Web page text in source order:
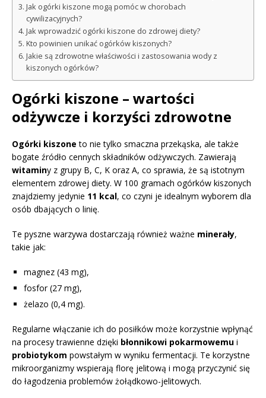
Jak ogórki kiszone mogą pomóc w chorobach
cywilizacyjnych?
Jak wprowadzić ogórki kiszone do zdrowej diety?
Kto powinien unikać ogórków kiszonych?
Jakie są zdrowotne właściwości i zastosowania wody z
kiszonych ogórków?
Ogórki kiszone – wartości
odżywcze i korzyści zdrowotne
Ogórki kiszone to nie tylko smaczna przekąska, ale także
bogate źródło cennych składników odżywczych. Zawierają
witaminy z grupy B, C, K oraz A, co sprawia, że są istotnym
elementem zdrowej diety. W 100 gramach ogórków kiszonych
znajdziemy jedynie 11 kcal, co czyni je idealnym wyborem dla
osób dbających o linię.
Te pyszne warzywa dostarczają również ważne minerały,
takie jak:
magnez (43 mg),
fosfor (27 mg),
żelazo (0,4 mg).
Regularne włączanie ich do posiłków może korzystnie wpłynąć
na procesy trawienne dzięki błonnikowi pokarmowemu i
probiotykom powstałym w wyniku fermentacji. Te korzystne
mikroorganizmy wspierają florę jelitową i mogą przyczynić się
do łagodzenia problemów żołądkowo-jelitowych.